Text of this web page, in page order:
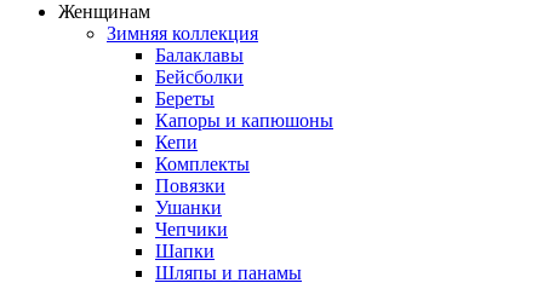
Женщинам
Зимняя коллекция
Балаклавы
Бейсболки
Береты
Капоры и капюшоны
Кепи
Комплекты
Повязки
Ушанки
Чепчики
Шапки
Шляпы и панамы